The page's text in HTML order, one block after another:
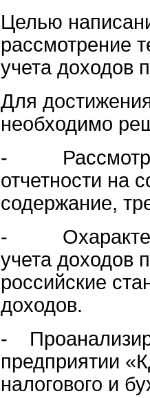
Целью
рассмотрение
учета доходов
Для
необходимо
-
отчетности на
содержание,
-
учета доходов
российские
доходов.
-
предприятии
налогового и